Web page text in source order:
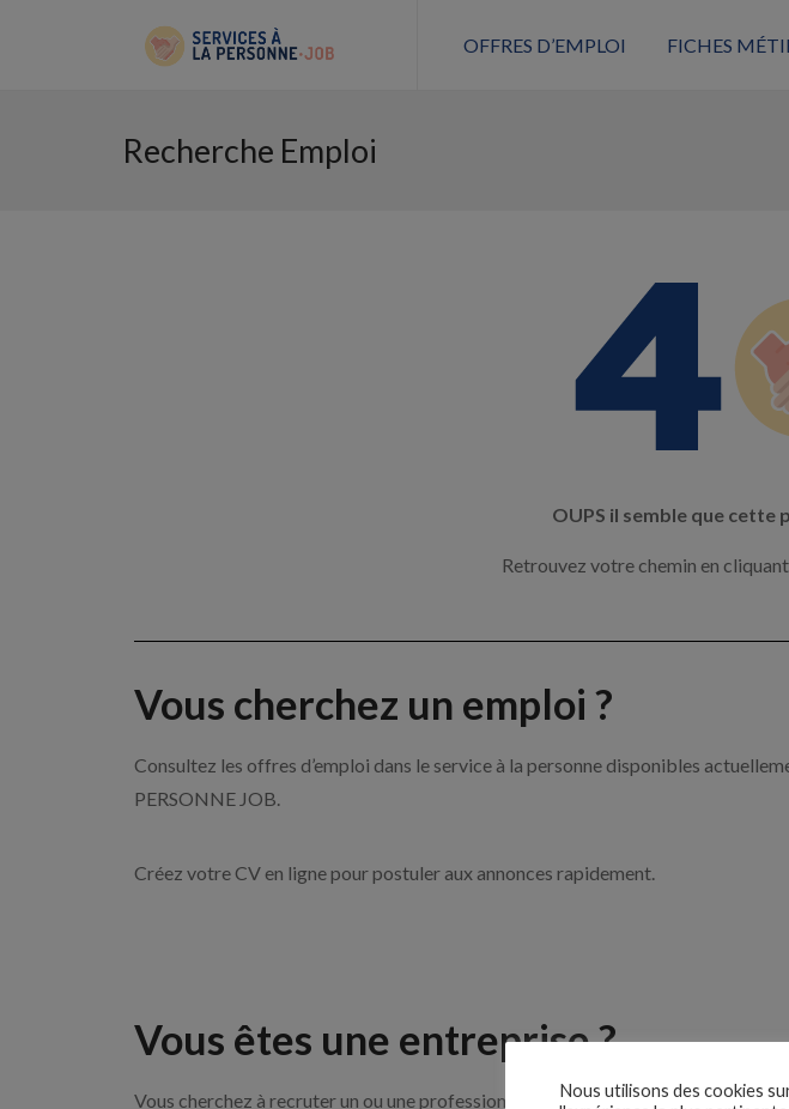
OFFRES D’EMPLOI FICHES
Recherche Emploi
OUPS il semble que cette
Retrouvez votre chemin en
Vous cherchez un emploi ?
Consultez les offres d’emploi dans le service à la personne disponibles
PERSONNE JOB.
Créez votre CV en ligne pour postuler aux annonces rapidement.
Vous êtes une entreprise ?
Vous cherchez à recruter un ou une professionnelle de l’aide à domicile par
Nous utilisons des cookies